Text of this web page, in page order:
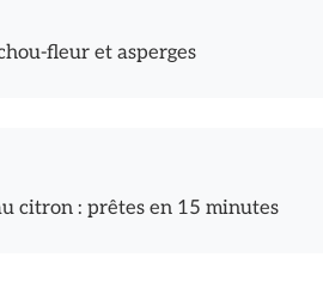
fleur et asperges
citron : prêtes en 15 minutes